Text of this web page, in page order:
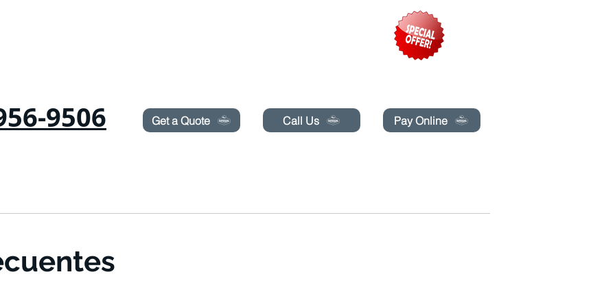
9506 Get a Quote Call Us Pay Online